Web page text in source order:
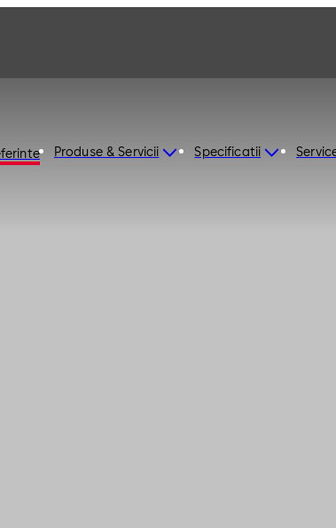
Produse & Servicii Specificatii